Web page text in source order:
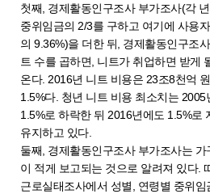
첫째, 경제활동인구조사 부가조사(각
중위임금의 2/3를 구하고 여기에 사용
의 9.36%)을 더한 뒤, 경제활동인구조
트 수를 곱하면, 니트가 취업하면 받게
온다. 2016년 니트 비용은 23조8천억
1.5%다. 청년 니트 비용 최소치는
1.5%로 하락한 뒤 2016년에도 1.5%로
유지하고 있다.
둘째, 경제활동인구조사 부가조사는
이 적게 보고되는 것으로 알려져 있다.
근로실태조사에서 성별, 연령별 중위